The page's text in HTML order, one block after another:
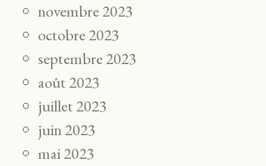
novembre 2023
octobre 2023
septembre 2023
août 2023
juillet 2023
juin 2023
mai 2023